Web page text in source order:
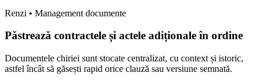
Renzi • Management documente
Păstrează contractele și actele adiționale în ordine
Documentele chiriei sunt stocate centralizat, cu context și istoric,
astfel încât să găsești rapid orice clauză sau versiune semnată.